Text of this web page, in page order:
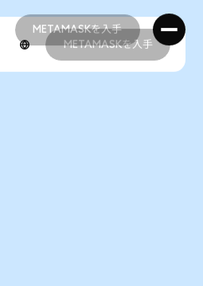
METAMASKを入手
METAMASKを入手
METAMASKを入手